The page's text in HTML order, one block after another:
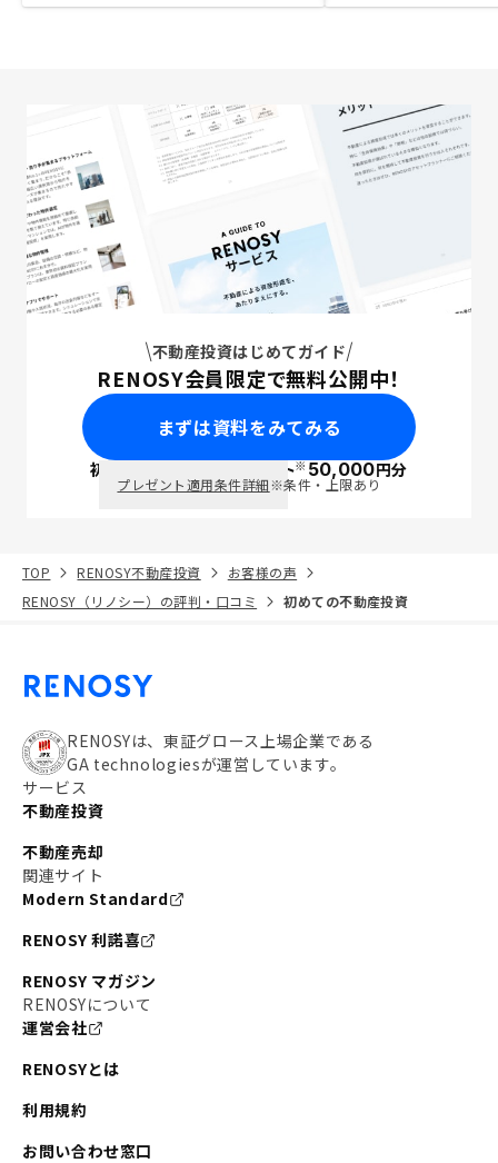
不動産投資はじめてガイド
RENOSY会員限定で無料公開中！
まずは資料をみてみる
初回面談で ポイント※50,000円分
プレゼント適用条件詳細※条件・上限あり
TOP RENOSY不動産投資
お客様の声
RENOSY（リノシー）の評判・口コミ
初めての不動産投資
RENOSYは、東証グロース上場企業である
GA technologiesが運営しています。
サービス
不動産投資
不動産売却
関連サイト
Modern Standard
RENOSY 利諾喜
RENOSY マガジン
RENOSYについて
運営会社
RENOSYとは
利用規約
お問い合わせ窓口